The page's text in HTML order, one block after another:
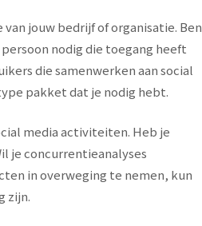
jouw bedrijf of organisatie. Ben
nodig die toegang heeft
die samenwerken aan social
pakket dat je nodig hebt.
media activiteiten. Heb je
je concurrentieanalyses
in overweging te nemen, kun
zijn.